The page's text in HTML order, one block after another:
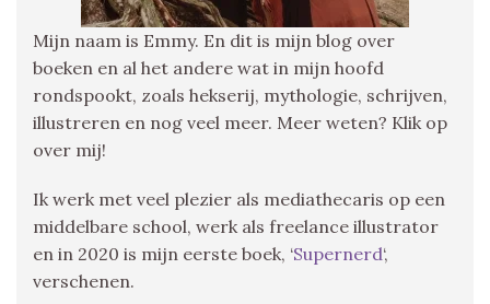
Mijn naam is Emmy. En dit is mijn blog over
boeken en al het andere wat in mijn hoofd
rondspookt, zoals hekserij, mythologie, schrijven,
illustreren en nog veel meer. Meer weten? Klik op
over mij!
Ik werk met veel plezier als mediathecaris op een
middelbare school, werk als freelance illustrator
en in 2020 is mijn eerste boek, ‘Supernerd‘,
verschenen.